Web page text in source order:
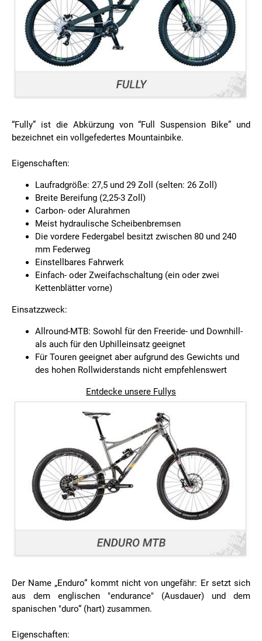
“Fully” ist die Abkürzung von “Full Suspension Bike” und
bezeichnet ein vollgefedertes Mountainbike.
Eigenschaften:
Laufradgröße: 27,5 und 29 Zoll (selten: 26 Zoll)
Breite Bereifung (2,25-3 Zoll)
Carbon- oder Alurahmen
Meist hydraulische Scheibenbremsen
Die vordere Federgabel besitzt zwischen 80 und 240
mm Federweg
Einstellbares Fahrwerk
Einfach- oder Zweifachschaltung (ein oder zwei
Kettenblätter vorne)
Einsatzzweck:
Allround-MTB: Sowohl für den Freeride- und Downhill-
als auch für den Uphilleinsatz geeignet
Für Touren geeignet aber aufgrund des Gewichts und
des hohen Rollwiderstands nicht empfehlenswert
Entdecke unsere Fullys
Der Name „Enduro“ kommt nicht von ungefähr: Er setzt sich
aus dem englischen "endurance" (Ausdauer) und dem
spanischen "duro“ (hart) zusammen.
Eigenschaften: